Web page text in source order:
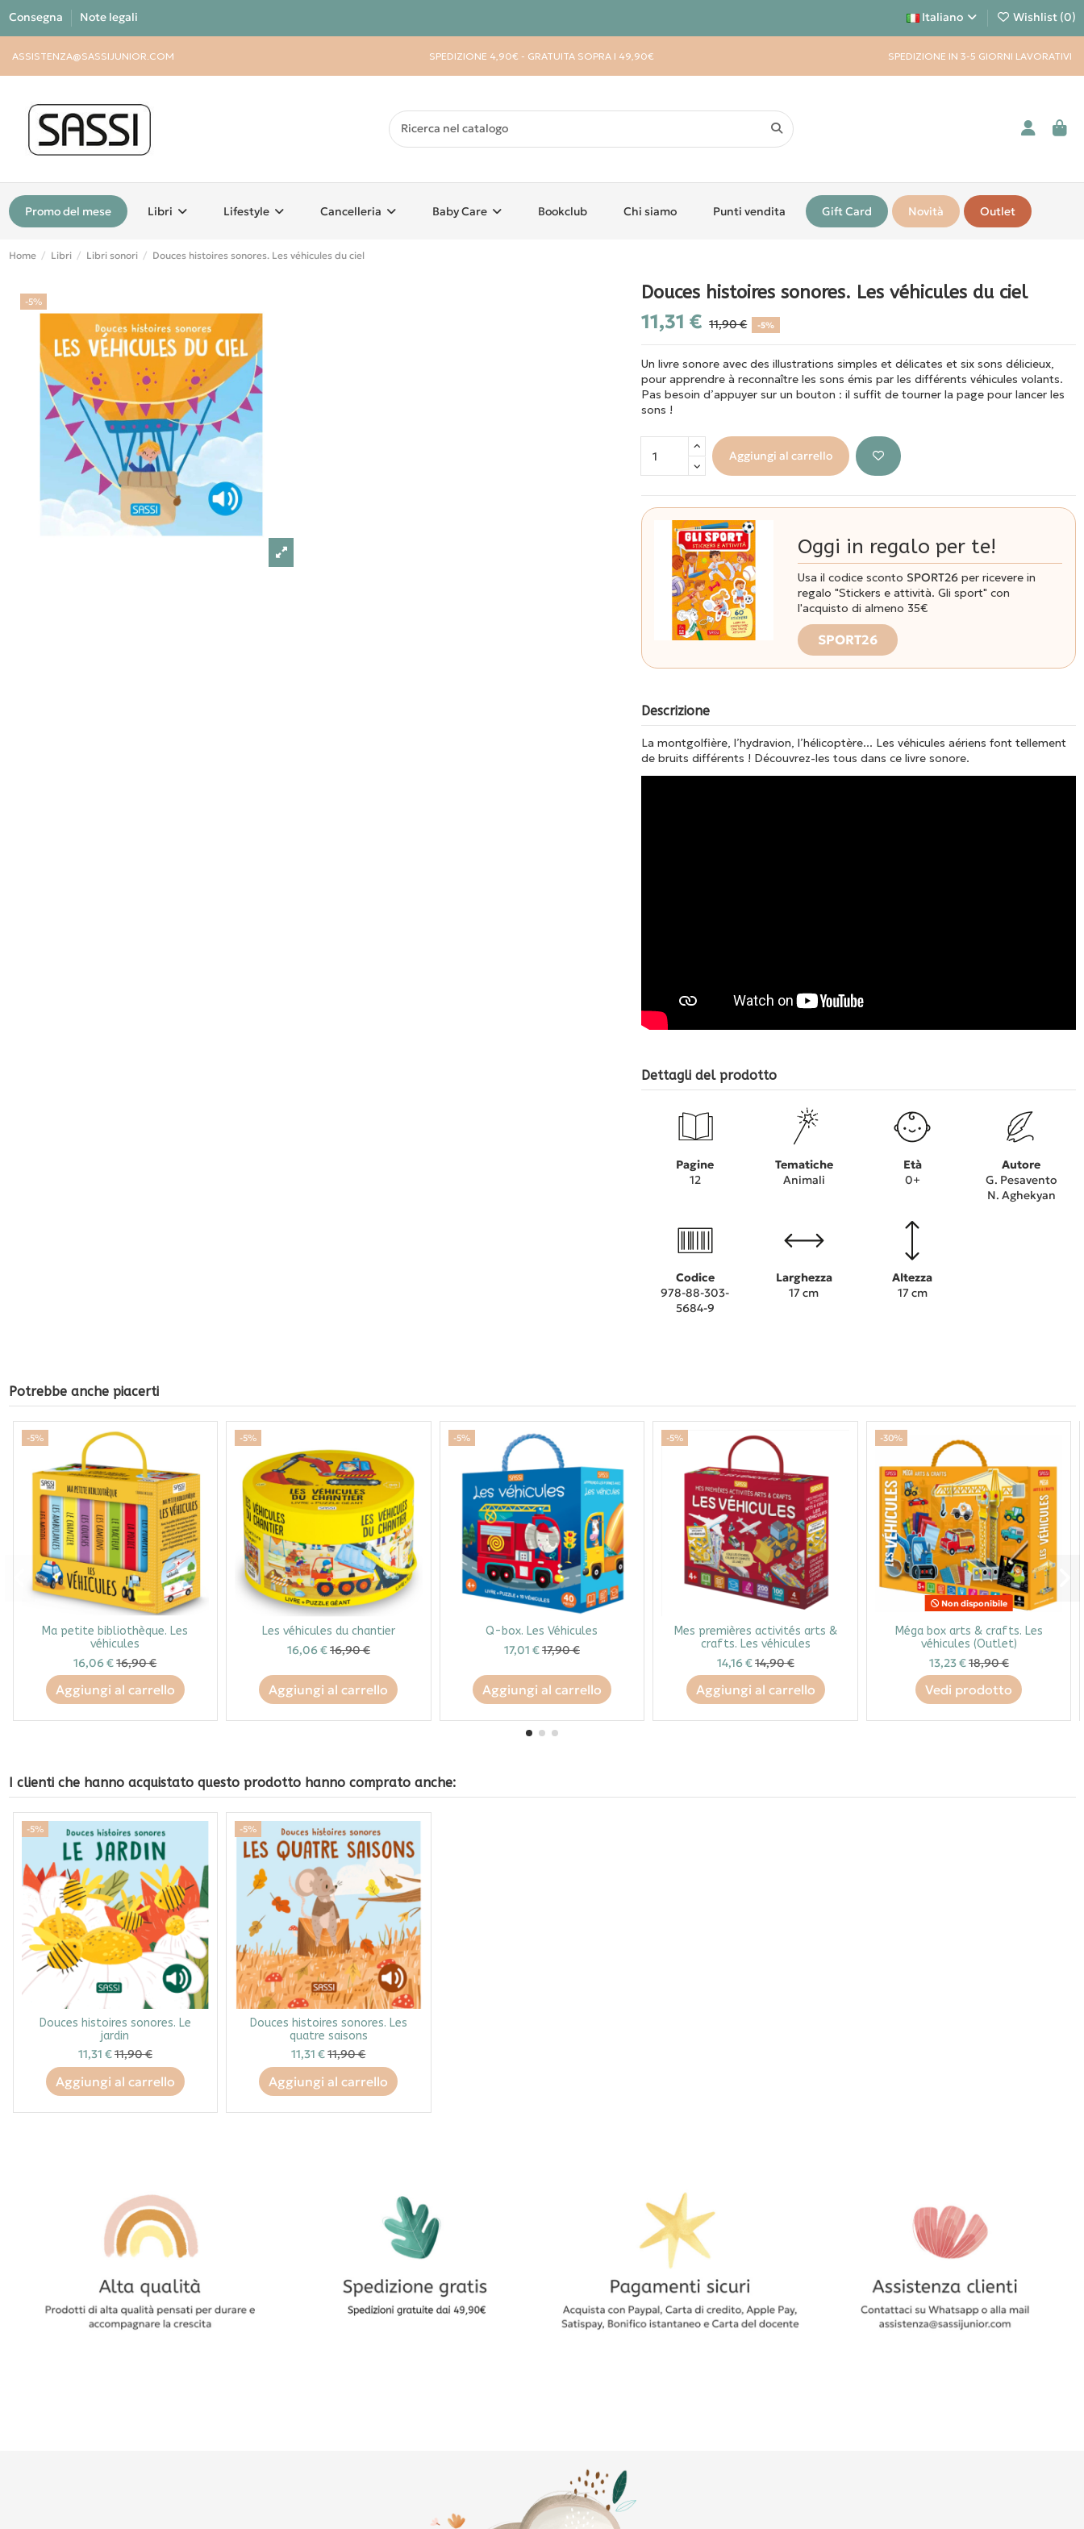
Consegna Note legali Italiano Wishlist (0)
ASSISTENZA@SASSIJUNIOR.COM SPEDIZIONE 4,90€ - GRATUITA SOPRA I 49,90€ SPEDIZIONE IN 3-5 GIORNI LAVORATIVI
Promo del mese Libri Lifestyle Cancelleria Baby Care Bookclub Chi siamo Punti vendita Gift Card Novità Outlet
Home Libri Libri sonori Douces histoires sonores. Les véhicules du ciel
-5% Douces histoires sonores. Les véhicules du ciel
11,31 € 11,90 € -5%
Un livre sonore avec des illustrations simples et délicates et six sons délicieux,
pour apprendre à reconnaître les sons émis par les différents véhicules volants.
Pas besoin d’appuyer sur un bouton : il suffit de tourner la page pour lancer les
sons !
Aggiungi al carrello
Oggi in regalo per te!
Usa il codice sconto SPORT26 per ricevere in
regalo "Stickers e attività. Gli sport" con
l'acquisto di almeno 35€
SPORT26
Descrizione
La montgolfière, l’hydravion, l’hélicoptère... Les véhicules aériens font tellement
de bruits différents ! Découvrez-les tous dans ce livre sonore.
Dettagli del prodotto
Pagine
12
Tematiche
Animali
Età
0+
Autore
G. Pesavento
N. Aghekyan
Codice
978-88-303-
5684-9
Larghezza
17 cm
Altezza
17 cm
Potrebbe anche piacerti
-5%
Ma petite bibliothèque. Les
véhicules
16,06 €16,90 €
Aggiungi al carrello
-5%
Les véhicules du chantier
16,06 €16,90 €
Aggiungi al carrello
-5%
Q-box. Les Véhicules
17,01 €17,90 €
Aggiungi al carrello
-5%
Mes premières activités arts &
crafts. Les véhicules
14,16 €14,90 €
Aggiungi al carrello
-30%
Non disponibile
Méga box arts & crafts. Les
véhicules (Outlet)
13,23 €18,90 €
Vedi prodotto
I clienti che hanno acquistato questo prodotto hanno comprato anche:
-5%
Douces histoires sonores. Le
jardin
11,31 €11,90 €
Aggiungi al carrello
-5%
Douces histoires sonores. Les
quatre saisons
11,31 €11,90 €
Aggiungi al carrello